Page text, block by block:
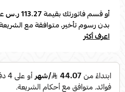
أو قسم فاتورتك بقيمة113.27 ر.س
بدون رسوم تأخير، متوافقة مع
اعرف أكثر